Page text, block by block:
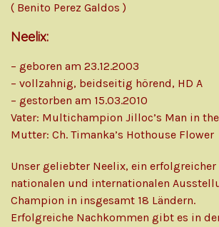
( Benito Perez Galdos )
Neelix:
– geboren am 23.12.2003
– vollzahnig, beidseitig hörend, HD A
– gestorben am 15.03.2010
Vater: Multichampion Jilloc’s Man in
Mutter: Ch. Timanka’s Hothouse Flower
Unser geliebter Neelix, ein
nationalen und internationalen
Champion in insgesamt 18 Ländern.
Erfolgreiche Nachkommen gibt es in